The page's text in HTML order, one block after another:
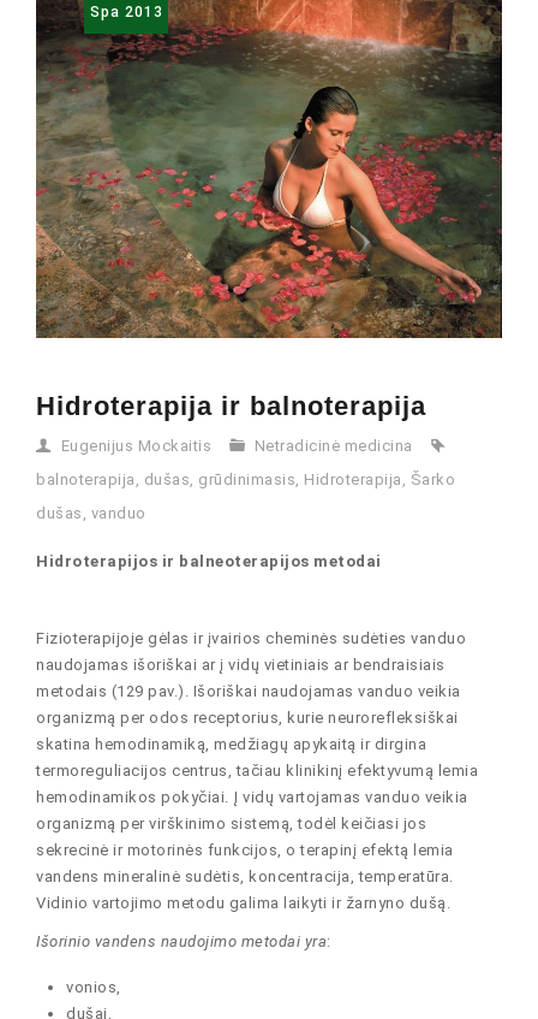
Spa 2013
Hidroterapija ir balnoterapija
Eugenijus Mockaitis
Netradicinė medicina
balnoterapija , dušas, grūdinimasis, Hidroterapija , Šarko
dušas , vanduo
Hidroterapijos ir balneoterapijos metodai
Fizioterapijoje gėlas ir įvairios cheminės sudėties vanduo
naudojamas išoriškai ar į vidų vietiniais ar bendraisiais
metodais (129 pav.). Išoriškai naudojamas vanduo veikia
organizmą per odos receptorius, kurie neurorefleksiškai
skatina hemodinamiką, medžiagų apykaitą ir dirgina
termoreguliacijos centrus, tačiau klinikinį efektyvumą lemia
hemodinamikos pokyčiai. Į vidų vartojamas vanduo veikia
organizmą per virškinimo sistemą, todėl keičiasi jos
sekrecinė ir motorinės funkcijos, o terapinį efektą lemia
vandens mineralinė sudėtis, koncentracija, temperatūra.
Vidinio vartojimo metodu galima laikyti ir žarnyno dušą.
Išorinio vandens naudojimo metodai yra:
vonios,
dušai,